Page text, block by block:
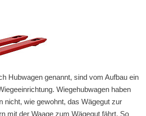
Hubwagen genannt, sind vom Aufbau ein
Wiegehubwagen haben
nicht, wie gewohnt, das Wägegut zur
mit der Waage zum Wägegut fährt. So